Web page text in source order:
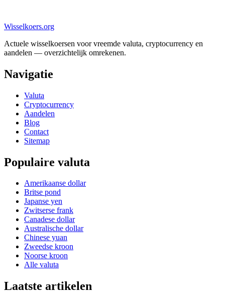
Wisselkoers.org
Actuele wisselkoersen voor vreemde valuta, cryptocurrency en
aandelen — overzichtelijk omrekenen.
Navigatie
Valuta
Cryptocurrency
Aandelen
Blog
Contact
Sitemap
Populaire valuta
Amerikaanse dollar
Britse pond
Japanse yen
Zwitserse frank
Canadese dollar
Australische dollar
Chinese yuan
Zweedse kroon
Noorse kroon
Alle valuta
Laatste artikelen